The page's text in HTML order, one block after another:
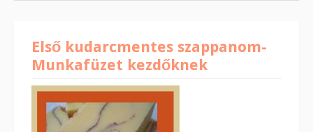
Első kudarcmentes szappanom-
Munkafüzet kezdőknek